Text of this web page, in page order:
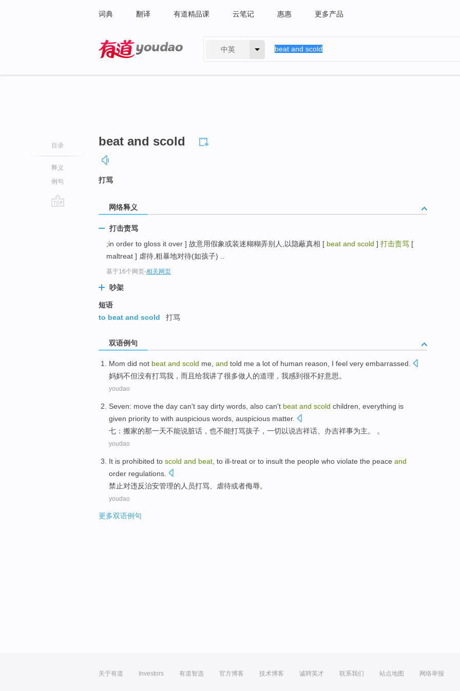
词典 翻译 有道精品课 云笔记 惠惠 更多产品
中英
目录
释义
例句
beat and scold
打骂
网络释义
打击责骂
;in order to gloss it over ] 故意用假象或装迷糊糊弄别人,以隐蔽真相 [ beat and scold ] 打击责骂 [
maltreat ] 虐待,粗暴地对待(如孩子) ..
基于16个网页-相关网页
吵架
短语
to beat and scold
打骂
双语例句
Mom did not beat and scold me and told me a lot of human reason I feel very embarrassed
妈妈不但没有打骂我 ， 而且 给我讲了很多做人 的道理 ， 我感到很不好意思。
youdao
Seven: move the day can't say dirty words also can't beat and scold children everything is
given priority to with auspicious words , auspicious matter.
七 ： 搬家的那一天不能说脏话 ， 也不能打骂孩子 ， 一切以说吉祥话 、办吉祥事为主。 。
youdao
It is prohibited to scold and beat to ill-treat or to insult the people who violate the peace and
order regulations.
禁止对违反治安管理的 人员打骂、 虐待或者侮辱。
youdao
更多双语例句
关于有道 Investors 有道智选 官方博客 技术博客 诚聘英才 联系我们 站点地图 网络举报